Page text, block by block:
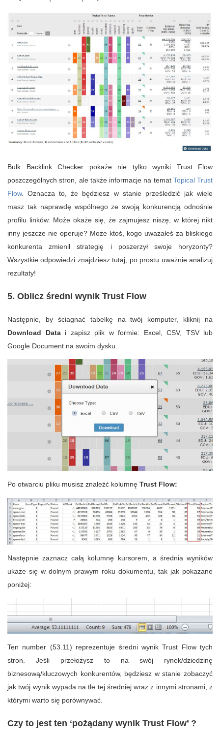
Bulk Backlink Checker pokaże nie tylko wyniki Trust Flow
poszczególnych stron, ale także informacje na temat Topical Trust
Flow. Oznacza to, że będziesz w stanie prześledzić jak wiele
masz tak naprawdę wspólnego ze swoją konkurencją odnośnie
profilu linków. Może okaże się, że zajmujesz niszę, w której nikt
inny jeszcze nie operuje? Może ktoś, kogo uważałeś za bliskiego
konkurenta zmienił strategię i poszerzył swoje horyzonty?
Wszystkie odpowiedzi znajdziesz tutaj, po prostu uważnie analizuj
rezultaty!
5. Oblicz średni wynik Trust Flow
Następnie, by ściagnać tabelkę na twój komputer, kliknij na
Download Datai zapisz plik w formie: Excel, CSV, TSV lub
Google Document na swoim dysku.
Po otwarciu pliku musisz znaleźć kolumnę Trust Flow:
Następnie zaznacz całą kolumnę kursorem, a średnia wyników
ukaże się w dolnym prawym roku dokumentu, tak jak pokazane
poniżej:
Ten number (53.11) reprezentuje średni wynik Trust Flow tych
stron. Jeśli przełożysz to na swój rynek/dziedzinę
biznesową/kluczowych konkurentów, będziesz w stanie zobaczyć
jak twój wynik wypada na tle tej średniej wraz z innymi stronami, z
którymi warto się porównywać.
Czy to jest ten ‘pożądany wynik Trust Flow’ ?